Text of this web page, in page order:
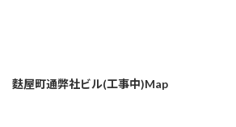
麩屋町通弊社ビル(工事中)Map